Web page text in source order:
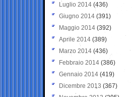
Luglio 2014 (436)
Giugno 2014 (391)
Maggio 2014 (392)
Aprile 2014 (389)
Marzo 2014 (436)
Febbraio 2014 (386)
Gennaio 2014 (419)
Dicembre 2013 (367)